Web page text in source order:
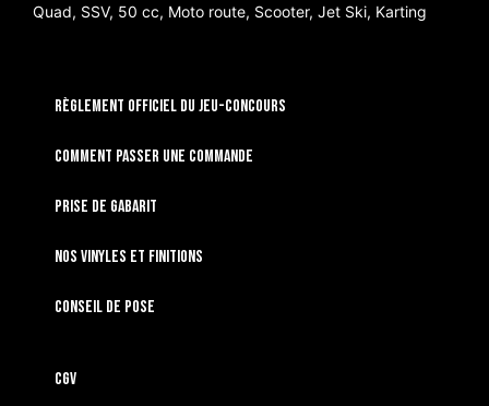
Quad, SSV, 50 cc, Moto route, Scooter, Jet Ski, Karting
RÈGLEMENT OFFICIEL DU JEU-CONCOURS
Comment passer une commande
Prise de gabarit
Nos vinyles et finitions
Conseil de pose
CGV